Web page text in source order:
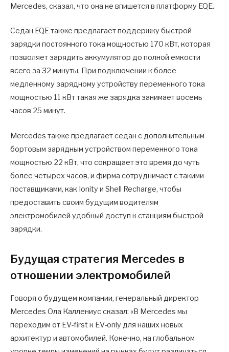
Mercedes, сказал, что она не впишется в платформу EQE.
Седан EQE также предлагает поддержку быстрой
зарядки постоянного тока мощностью 170 кВт, которая
позволяет зарядить аккумулятор до полной емкости
всего за 32 минуты. При подключении к более
медленному зарядному устройству переменного тока
мощностью 11 кВт такая же зарядка занимает восемь
часов 25 минут.
Mercedes также предлагает седан с дополнительным
бортовым зарядным устройством переменного тока
мощностью 22 кВт, что сокращает это время до чуть
более четырех часов, и фирма сотрудничает с такими
поставщиками, как Ionity и Shell Recharge, чтобы
предоставить своим будущим водителям
электромобилей удобный доступ к станциям быстрой
зарядки.
Будущая стратегия Mercedes в
отношении электромобилей
Говоря о будущем компании, генеральный директор
Mercedes Ола Каллениус сказал: «В Mercedes мы
переходим от EV-first к EV-only для наших новых
архитектур и автомобилей. Конечно, на глобальном